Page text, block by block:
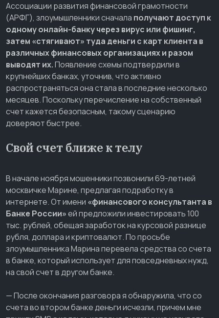
Ассоциации развития финансовой грамотности
(АРФГ), злоумышленники сначала получают доступ к
одному онлайн-банку через вирус или фишинг,
затем «стягивают» туда деньги с карт клиента в
различных финансовых организациях и разом
выводят их.Появление схемы подтвердили в
крупнейших банках, уточнив, что активно
распространяться она стала в последние несколько
месяцев. Поскольку перечисление на собственный
счет кажется безопасным, такому сценарию
доверяют быстрее.
Свой счет ближе к телу
В начале ноября мошенники позвонили 69-летней
москвичке Марине, предлагая подработку в
интернете. От имени «финансового консультанта в
Банке России»ей предложили инвестировать 100
тыс. рублей, обещая заработок на курсовой разнице
рубля, доллара и криптовалют. По просьбе
злоумышленника Марина перевела средства со счета
в банке, который использует для повседневных нужд,
на свой счет в другом банке.
— После окончания разговора я обнаружила, что со
счета во втором банке деньги исчезли, причем мне